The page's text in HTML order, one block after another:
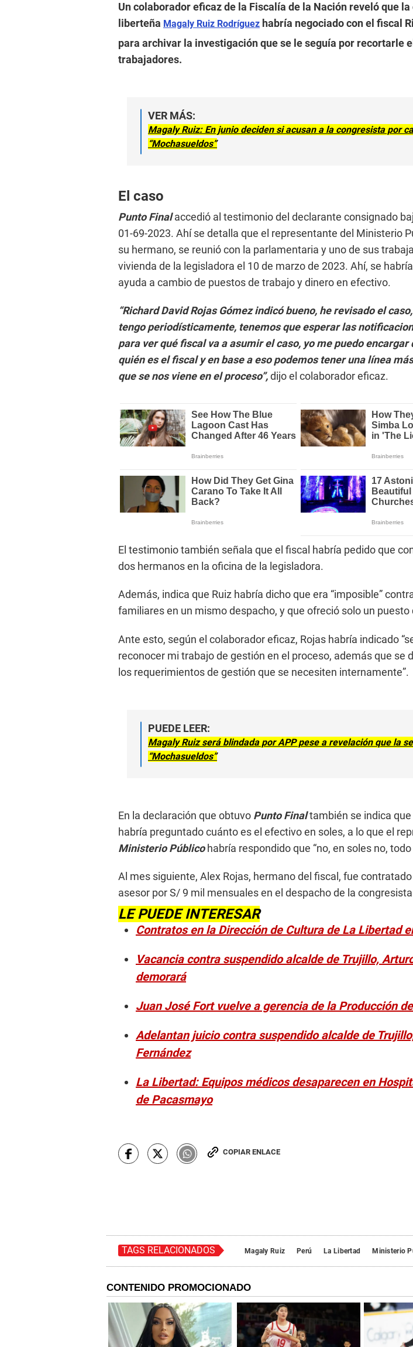
Un colaborador eficaz de la Fiscalía de la Nación reveló que
liberteña Magaly Ruiz Rodríguez habría negociado con el fiscal
para archivar la investigación que se le seguía por recortarle
trabajadores.
VER MÁS:
Magaly Ruiz: En junio deciden si acusan a la congresista por
“Mochasueldos”
El caso
Punto Finalaccedió al testimonio del declarante consignado
01-69-2023. Ahí se detalla que el representante del Ministerio
su hermano, se reunió con la parlamentaria y uno de sus
vivienda de la legisladora el 10 de marzo de 2023. Ahí, se
ayuda a cambio de puestos de trabajo y dinero en efectivo.
“Richard David Rojas Gómez indicó bueno, he revisado el
tengo periodísticamente, tenemos que esperar las
para ver qué fiscal va a asumir el caso, yo me puedo encargar
quién es el fiscal y en base a eso podemos tener una línea
que se nos viene en el proceso”,dijo el colaborador eficaz.
El testimonio también señala que el fiscal habría pedido que
dos hermanos en la oficina de la legisladora.
Además, indica que Ruiz habría dicho que era “imposible”
familiares en un mismo despacho, y que ofreció solo un puesto
Ante esto, según el colaborador eficaz, Rojas habría indicado
reconocer mi trabajo de gestión en el proceso, además que se
los requerimientos de gestión que se necesiten internamente”.
PUEDE LEER:
Magaly Ruiz será blindada por APP pese a revelación que la
“Mochasueldos”
En la declaración que obtuvo Punto Finaltambién se indica
habría preguntado cuánto es el efectivo en soles, a lo que el
Ministerio Públicohabría respondido que “no, en soles no, todo
Al mes siguiente, Alex Rojas, hermano del fiscal, fue
asesor por S/ 9 mil mensuales en el despacho de la
LE PUEDE INTERESAR
Contratos en la Dirección de Cultura de La Libertad
Vacancia contra suspendido alcalde de Trujillo,
demorará
Juan José Fort vuelve a gerencia de la Producción
Adelantan juicio contra suspendido alcalde de
Fernández
La Libertad: Equipos médicos desaparecen en
de Pacasmayo
COPIAR ENLACE
TAGS RELACIONADOS Magaly Ruiz Perú La Libertad Ministerio